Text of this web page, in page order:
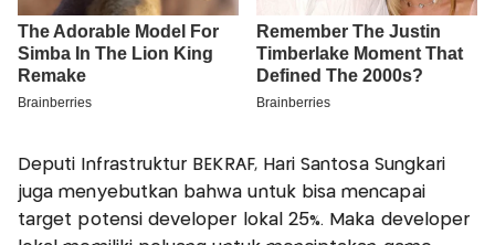
Deputi Infrastruktur BEKRAF, Hari Santosa Sungkari
juga menyebutkan bahwa untuk bisa mencapai
target potensi developer lokal 25%. Maka developer